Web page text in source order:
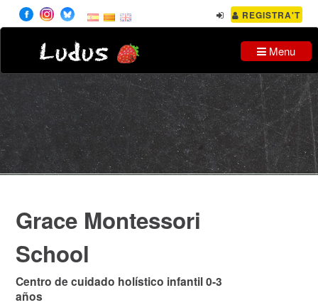
REGISTRA'T
Ludus Menu
Grace Montessori
School
Centro de cuidado holístico infantil 0-3
años